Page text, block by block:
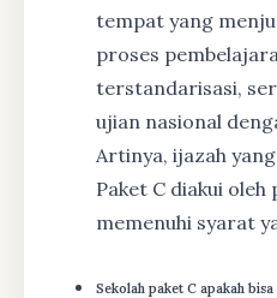
tempat yang
proses
terstandarisasi,
ujian nasional
Artinya, ijazah
Paket C diakui
memenuhi syarat
Sekolah paket C apakah bisa